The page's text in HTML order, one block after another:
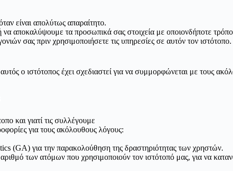
είναι απολύτως απαραίτητο.
αποκαλύψουμε τα προσωπικά σας στοιχεία με οποιονδήποτε
σας πριν χρησιμοποιήσετε τις υπηρεσίες σε αυτόν τον ιστότοπο.
ο ιστότοπος έχει σχεδιαστεί για να συμμορφώνεται με τους
και γιατί τις συλλέγουμε
για τους ακόλουθους λόγους:
(GA) για την παρακολούθηση της δραστηριότητας των χρηστών.
των ατόμων που χρησιμοποιούν τον ιστότοπό μας, για να